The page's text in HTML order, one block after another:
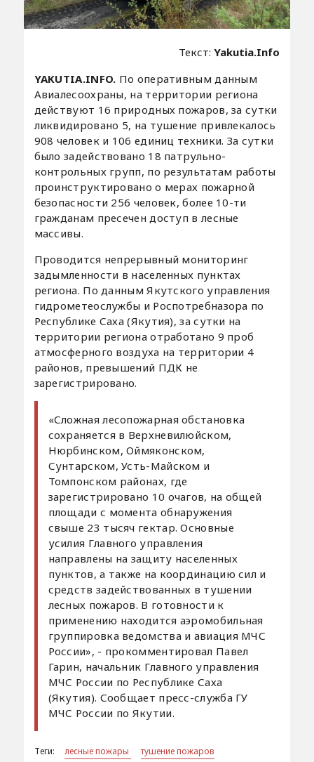
Текст:Yakutia.Info
YAKUTIA.INFO. По оперативным данным
Авиалесоохраны, на территории региона
действуют 16 природных пожаров, за сутки
ликвидировано 5, на тушение привлекалось
908 человек и 106 единиц техники. За сутки
было задействовано 18 патрульно-
контрольных групп, по результатам работы
проинструктировано о мерах пожарной
безопасности 256 человек, более 10-ти
гражданам пресечен доступ в лесные
массивы.
Проводится непрерывный мониторинг
задымленности в населенных пунктах
региона. По данным Якутского управления
гидрометеослужбы и Роспотребназора по
Республике Саха (Якутия), за сутки на
территории региона отработано 9 проб
атмосферного воздуха на территории 4
районов, превышений ПДК не
зарегистрировано.
«Сложная лесопожарная обстановка
сохраняется в Верхневилюйском,
Нюрбинском, Оймяконском,
Сунтарском, Усть-Майском и
Томпонском районах, где
зарегистрировано 10 очагов, на общей
площади с момента обнаружения
свыше 23 тысяч гектар. Основные
усилия Главного управления
направлены на защиту населенных
пунктов, а также на координацию сил и
средств задействованных в тушении
лесных пожаров. В готовности к
применению находится аэромобильная
группировка ведомства и авиация МЧС
России», - прокомментировал Павел
Гарин, начальник Главного управления
МЧС России по Республике Саха
(Якутия). Сообщает пресс-служба ГУ
МЧС России по Якутии.
Теги: лесные пожары тушение пожаров